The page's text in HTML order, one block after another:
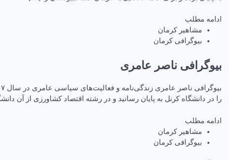
ادامه مطلب
مشاهیر کرمان
بیوگرافی کرمان
بیوگرافی ناصر عامری
را در دانشگاه کرنل به پایان رسانید و در رشته اقتصاد کشاورزی از آن
ادامه مطلب
مشاهیر کرمان
بیوگرافی کرمان